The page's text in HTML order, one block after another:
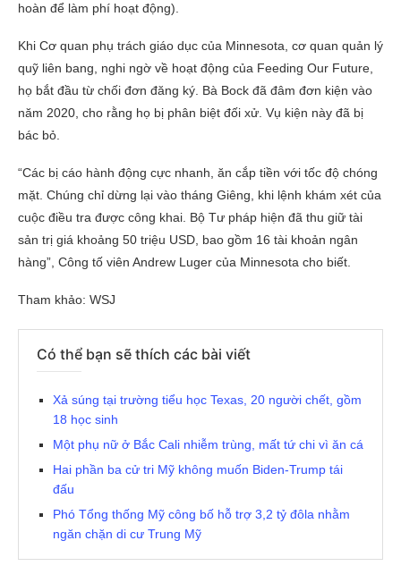
hoàn để làm phí hoạt động).
Khi Cơ quan phụ trách giáo dục của Minnesota, cơ quan quản lý
quỹ liên bang, nghi ngờ về hoạt động của Feeding Our Future,
họ bắt đầu từ chối đơn đăng ký. Bà Bock đã đâm đơn kiện vào
năm 2020, cho rằng họ bị phân biệt đối xử. Vụ kiện này đã bị
bác bỏ.
“Các bị cáo hành động cực nhanh, ăn cắp tiền với tốc độ chóng
mặt. Chúng chỉ dừng lại vào tháng Giêng, khi lệnh khám xét của
cuộc điều tra được công khai. Bộ Tư pháp hiện đã thu giữ tài
sản trị giá khoảng 50 triệu USD, bao gồm 16 tài khoản ngân
hàng”, Công tố viên Andrew Luger của Minnesota cho biết.
Tham khảo: WSJ
Có thể bạn sẽ thích các bài viết
Xả súng tại trường tiểu học Texas, 20 người chết, gồm
18 học sinh
Một phụ nữ ở Bắc Cali nhiễm trùng, mất tứ chi vì ăn cá
Hai phần ba cử tri Mỹ không muốn Biden-Trump tái
đấu
Phó Tổng thống Mỹ công bố hỗ trợ 3,2 tỷ đôla nhằm
ngăn chặn di cư Trung Mỹ